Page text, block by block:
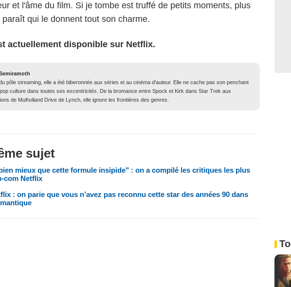
et l'âme du film. Si je tombe est truffé de petits moments, plus
paraît qui le donnent tout son charme.
actuellement disponible sur Netflix.
pôle streaming, elle a été biberonnée aux séries et au cinéma d'auteur. Elle ne cache pas son penchant
culture dans toutes ses excentricités. De la bromance entre Spock et Kirk dans Star Trek aux
de Mulholland Drive de Lynch, elle ignore les frontières des genres.
sujet
mieux que cette formule insipide" : on a compilé les critiques les plus
com Netflix
: on parie que vous n’avez pas reconnu cette star des années 90 dans